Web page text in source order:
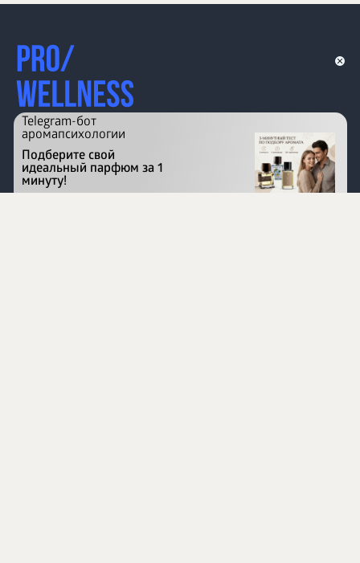
Перейти на сайт
Telegram-бот
аромапсихологии
Подберите свой
идеальный парфюм за 1
минуту!